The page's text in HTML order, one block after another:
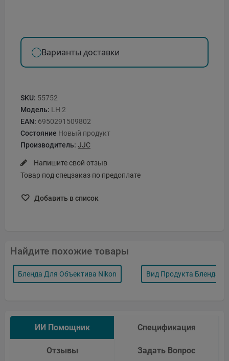
Варианты доставки
SKU: 55752
Модель: LH 2
EAN: 6950291509802
Состояние Новый продукт
Производитель: JJC
Напишите свой отзыв
Товар под спецзаказ по предоплате
Добавить в список
Найдите похожие товары
Бленда Для Объектива Nikon Вид Продукта Бленда
ИИ Помощник Спецификация
Отзывы Задать Вопрос